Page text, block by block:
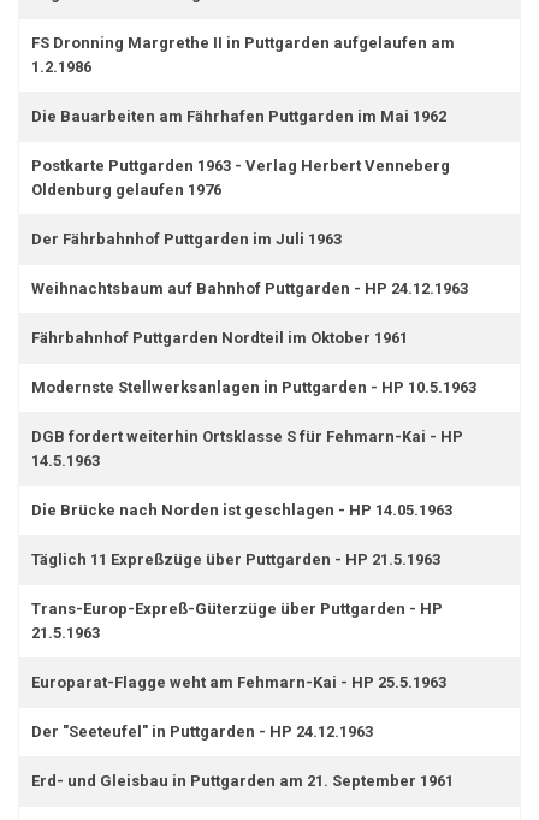
FS Dronning Margrethe II in Puttgarden aufgelaufen am
1.2.1986
Die Bauarbeiten am Fährhafen Puttgarden im Mai 1962
Postkarte Puttgarden 1963 - Verlag Herbert Venneberg
Oldenburg gelaufen 1976
Der Fährbahnhof Puttgarden im Juli 1963
Weihnachtsbaum auf Bahnhof Puttgarden - HP 24.12.1963
Fährbahnhof Puttgarden Nordteil im Oktober 1961
Modernste Stellwerksanlagen in Puttgarden - HP 10.5.1963
DGB fordert weiterhin Ortsklasse S für Fehmarn-Kai - HP
14.5.1963
Die Brücke nach Norden ist geschlagen - HP 14.05.1963
Täglich 11 Expreßzüge über Puttgarden - HP 21.5.1963
Trans-Europ-Expreß-Güterzüge über Puttgarden - HP
21.5.1963
Europarat-Flagge weht am Fehmarn-Kai - HP 25.5.1963
Der "Seeteufel" in Puttgarden - HP 24.12.1963
Erd- und Gleisbau in Puttgarden am 21. September 1961